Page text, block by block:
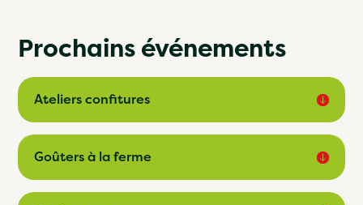
Prochains événements
Ateliers confitures
Goûters à la ferme